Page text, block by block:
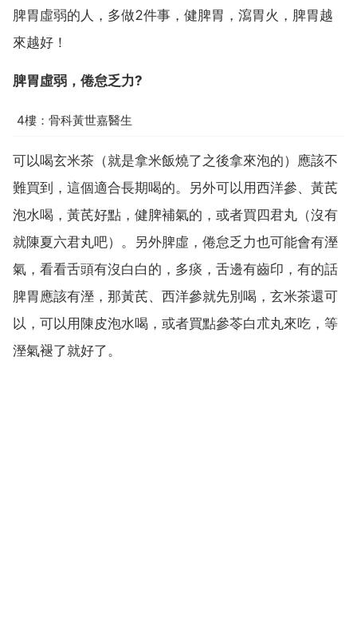
脾胃虛弱的人，多做2件事，健脾胃，瀉胃火，脾胃越
來越好！
脾胃虛弱，倦怠乏力?
4樓：骨科黃世嘉醫生
可以喝玄米茶（就是拿米飯燒了之後拿來泡的）應該不
難買到，這個適合長期喝的。另外可以用西洋參、黃芪
泡水喝，黃芪好點，健脾補氣的，或者買四君丸（沒有
就陳夏六君丸吧）。另外脾虛，倦怠乏力也可能會有溼
氣，看看舌頭有沒白白的，多痰，舌邊有齒印，有的話
脾胃應該有溼，那黃芪、西洋參就先別喝，玄米茶還可
以，可以用陳皮泡水喝，或者買點參苓白朮丸來吃，等
溼氣褪了就好了。